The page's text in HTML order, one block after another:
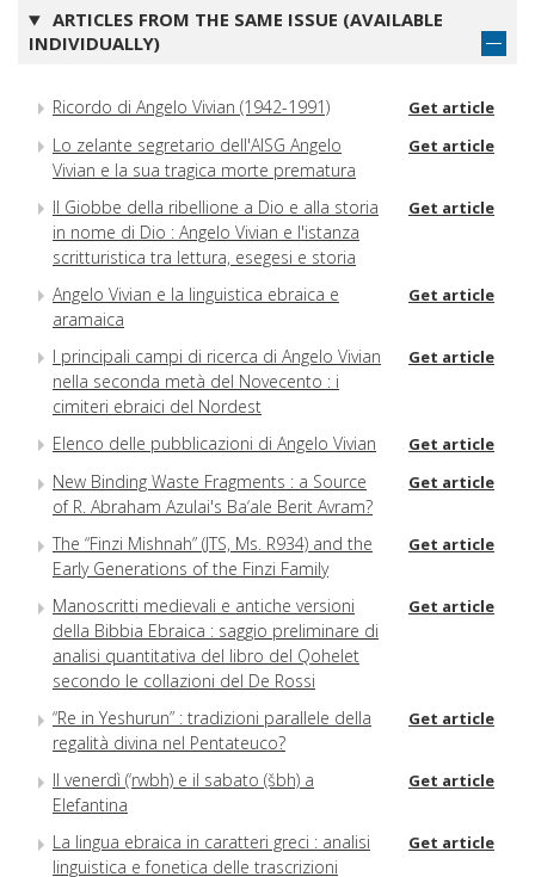
ARTICLES FROM THE SAME ISSUE (AVAILABLE
INDIVIDUALLY)
Ricordo di Angelo Vivian (1942-1991) Get article
Lo zelante segretario dell'AISG Angelo
Vivian e la sua tragica morte prematura
Get article
Il Giobbe della ribellione a Dio e alla storia
in nome di Dio : Angelo Vivian e l'istanza
scritturistica tra lettura, esegesi e storia
Get article
Angelo Vivian e la linguistica ebraica e
aramaica
Get article
I principali campi di ricerca di Angelo Vivian
nella seconda metà del Novecento : i
cimiteri ebraici del Nordest
Get article
Elenco delle pubblicazioni di Angelo Vivian Get article
New Binding Waste Fragments : a Source
of R. Abraham Azulai's Ba‘ale Berit Avram?
Get article
The “Finzi Mishnah” (JTS, Ms. R934) and the
Early Generations of the Finzi Family
Get article
Manoscritti medievali e antiche versioni
della Bibbia Ebraica : saggio preliminare di
analisi quantitativa del libro del Qohelet
secondo le collazioni del De Rossi
Get article
“Re in Yeshurun” : tradizioni parallele della
regalità divina nel Pentateuco?
Get article
Il venerdì (‘rwbh) e il sabato (šbh) a
Elefantina
Get article
La lingua ebraica in caratteri greci : analisi
linguistica e fonetica delle trascrizioni
Get article